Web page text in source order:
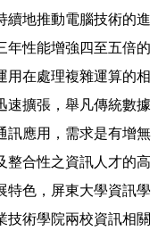
續地推動電腦技術的進
年性能增強四至五倍的
用在處理複雜運算的相
速擴張，舉凡傳統數據
訊應用，需求是有增無
整合性之資訊人才的高
特色，屏東大學資訊學
技術學院兩校資訊相關